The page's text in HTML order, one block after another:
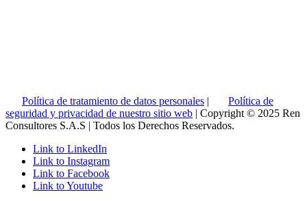
Política de tratamiento de datos personales |
Política de
seguridad y privacidad de nuestro sitio web | Copyright © 2025 Ren
Consultores S.A.S | Todos los Derechos Reservados.
Link to LinkedIn
Link to Instagram
Link to Facebook
Link to Youtube